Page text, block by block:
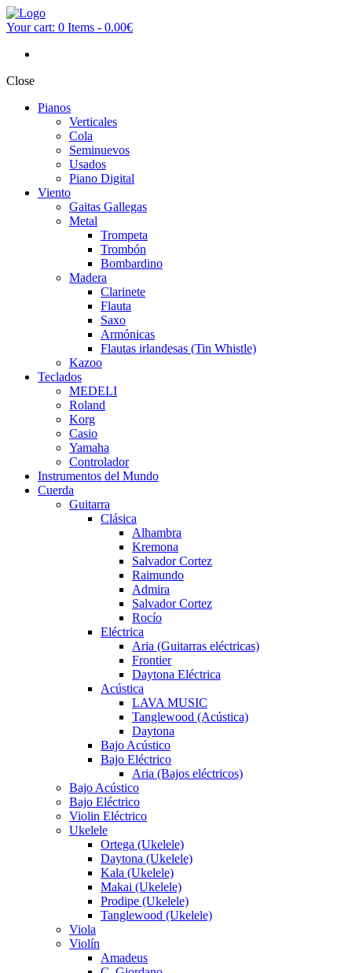
Your cart: 0 Items - 0.00€
Close
Pianos
Verticales
Cola
Seminuevos
Usados
Piano Digital
Viento
Gaitas Gallegas
Metal
Trompeta
Trombón
Bombardino
Madera
Clarinete
Flauta
Saxo
Armónicas
Flautas irlandesas (Tin Whistle)
Kazoo
Teclados
MEDELI
Roland
Korg
Casio
Yamaha
Controlador
Instrumentos del Mundo
Cuerda
Guitarra
Clásica
Alhambra
Kremona
Salvador Cortez
Raimundo
Admira
Salvador Cortez
Rocío
Eléctrica
Aria (Guitarras eléctricas)
Frontier
Daytona Eléctrica
Acústica
LAVA MUSIC
Tanglewood (Acústica)
Daytona
Bajo Acústico
Bajo Eléctrico
Aria (Bajos eléctricos)
Bajo Acústico
Bajo Eléctrico
Violin Eléctrico
Ukelele
Ortega (Ukelele)
Daytona (Ukelele)
Kala (Ukelele)
Makai (Ukelele)
Prodipe (Ukelele)
Tanglewood (Ukelele)
Viola
Violín
Amadeus